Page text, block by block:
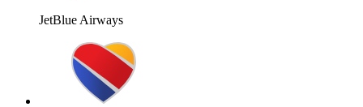
JetBlue Airways